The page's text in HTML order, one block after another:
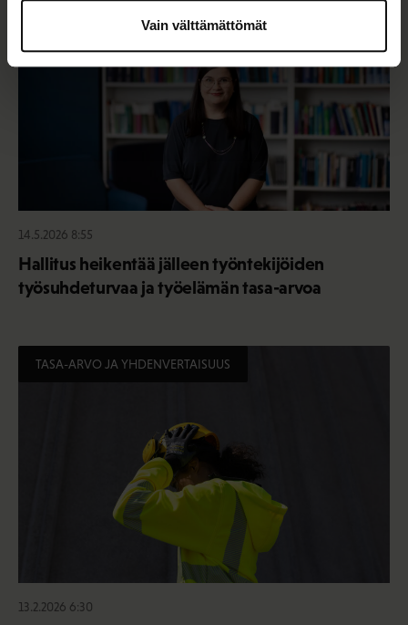
Vain välttämättömät
14.5.2026 8:55
Hallitus heikentää jälleen työntekijöiden
työsuhdeturvaa ja työelämän tasa-arvoa
TASA-ARVO JA YHDENVERTAISUUS
13.2.2026 6:30